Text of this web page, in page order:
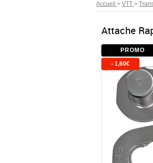
Accueil > VTT >
Attache
PROMO
- 1,60€